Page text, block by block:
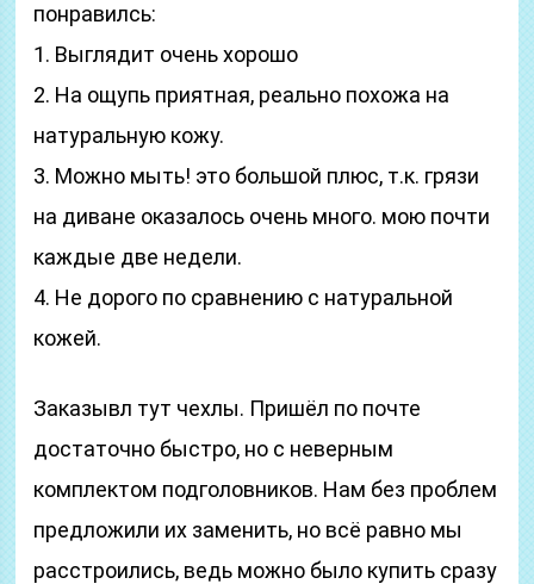
понравилсь:
1. Выглядит очень хорошо
2. На ощупь приятная, реально похожа на
натуральную кожу.
3. Можно мыть! это большой плюс, т.к. грязи
на диване оказалось очень много. мою почти
каждые две недели.
4. Не дорого по сравнению с натуральной
кожей.
Заказывл тут чехлы. Пришёл по почте
достаточно быстро, но с неверным
комплектом подголовников. Нам без проблем
предложили их заменить, но всё равно мы
расстроились, ведь можно было купить сразу